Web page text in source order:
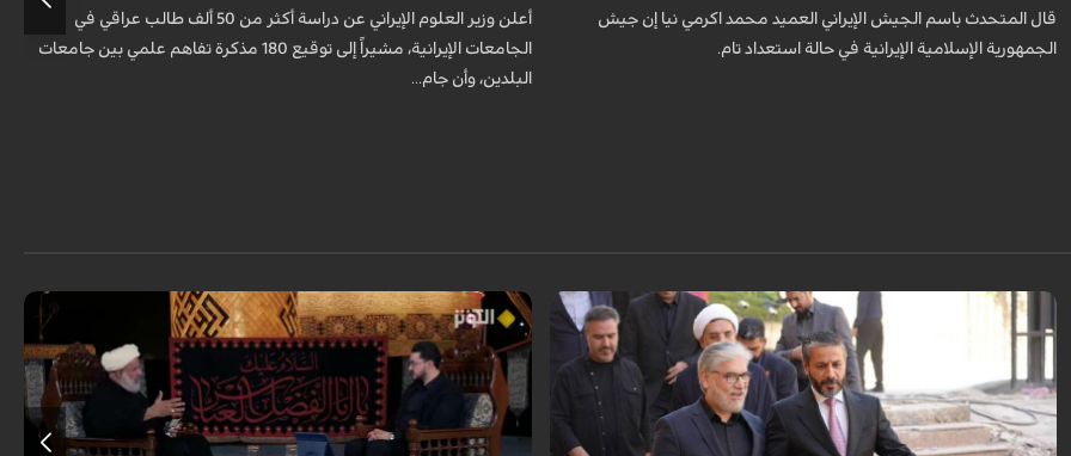
قال المتحدث باسم الجيش الإيراني العميد محمد اكرمي نيا إن جيش
الجمهورية الإسلامية الإيرانية في حالة استعداد تام.
أعلن وزير العلوم الإيراني عن دراسة أكثر من 50 ألف طالب عراقي في
الجامعات الإيرانية، مشيراً إلى توقيع 180 مذكرة تفاهم علمي بين جامعات
البلدين، وأن جام...